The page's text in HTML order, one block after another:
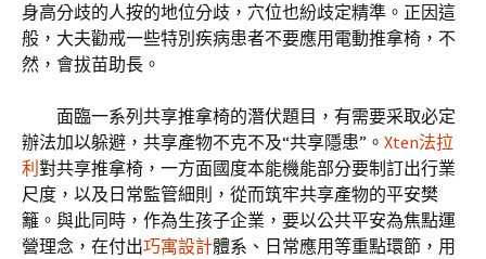
身高分歧的人按的地位分歧，穴位也紛歧定精準。正因這
般，大夫勸戒一些特別疾病患者不要應用電動推拿椅，不
然，會拔苗助長。
面臨一系列共享推拿椅的潛伏題目，有需要采取必定
辦法加以躲避，共享產物不克不及“共享隱患”。 Xten法拉
利 對共享推拿椅，一方面國度本能機能部分要制訂出行業
尺度，以及日常監管細則，從而筑牢共享產物的平安樊
籬。與此同時，作為生孩子企業，要以公共平安為焦點運
營理念，在付出巧寓設計體系、日常應用等重點環節，用